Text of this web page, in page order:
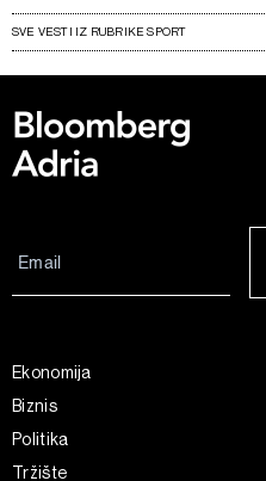
SVE VESTI IZ RUBRIKE SPORT
Ekonomija
Biznis
Politika
Tržište